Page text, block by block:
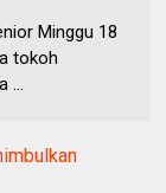
Minggu 18
tokoh
...